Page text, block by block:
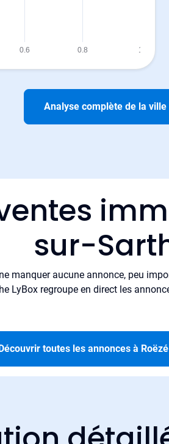
Analyse complète de la ville
sur-
manquer aucune annonce, peu
LyBox regroupe en direct les
toutes les annonces à